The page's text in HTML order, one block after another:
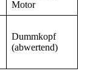
Motor
Dummkopf
(abwertend)